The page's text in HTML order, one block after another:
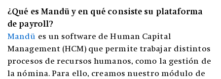
¿Qué es Mandü y en qué consiste su plataforma
de payroll?
Mandü es un software de Human Capital
Management (HCM) que permite trabajar distintos
procesos de recursos humanos, como la gestión de
la nómina. Para ello, creamos nuestro módulo de